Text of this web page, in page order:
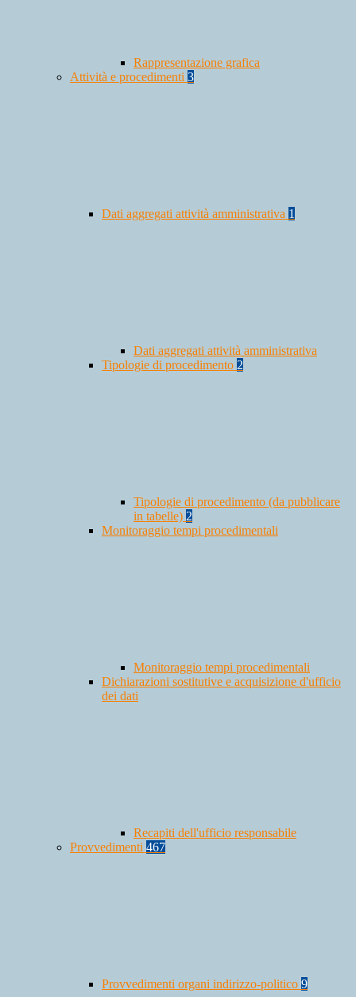
Rappresentazione grafica
Attività e procedimenti 3
Dati aggregati attività amministrativa 1
Dati aggregati attività amministrativa
Tipologie di procedimento 2
Tipologie di procedimento (da pubblicare
in tabelle) 2
Monitoraggio tempi procedimentali
Monitoraggio tempi procedimentali
Dichiarazioni sostitutive e acquisizione d'ufficio
dei dati
Recapiti dell'ufficio responsabile
Provvedimenti 467
Provvedimenti organi indirizzo-politico 9